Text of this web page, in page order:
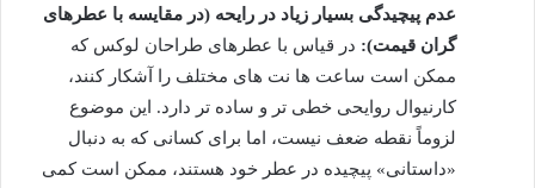
عدم پیچیدگی بسیار زیاد در رایحه (در مقایسه با عطرهای
گران قیمت): در قیاس با عطرهای طراحان لوکس که
ممکن است ساعت ها نت های مختلف را آشکار کنند،
کارنیوال روایحی خطی تر و ساده تر دارد. این موضوع
لزوماً نقطه ضعف نیست، اما برای کسانی که به دنبال
«داستانی» پیچیده در عطر خود هستند، ممکن است کمی